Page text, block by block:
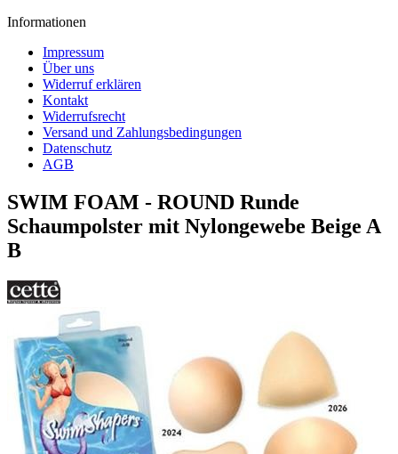
Informationen
Impressum
Über uns
Widerruf erklären
Kontakt
Widerrufsrecht
Versand und Zahlungsbedingungen
Datenschutz
AGB
SWIM FOAM - ROUND Runde
Schaumpolster mit Nylongewebe Beige A
B